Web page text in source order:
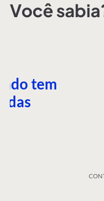
Você
tem